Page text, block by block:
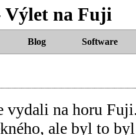
na Fuji
Blog Software
vydali na horu
ale byl to